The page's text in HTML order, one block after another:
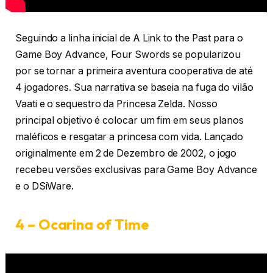
Seguindo a linha inicial de A Link to the Past para o
Game Boy Advance, Four Swords se popularizou
por se tornar a primeira aventura cooperativa de até
4 jogadores. Sua narrativa se baseia na fuga do vilão
Vaati e o sequestro da Princesa Zelda. Nosso
principal objetivo é colocar um fim em seus planos
maléficos e resgatar a princesa com vida. Lançado
originalmente em 2 de Dezembro de 2002, o jogo
recebeu versões exclusivas para Game Boy Advance
e o DSiWare.
4 – Ocarina of Time